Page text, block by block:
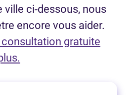
ville ci-dessous, nous
encore vous aider.
gratuite